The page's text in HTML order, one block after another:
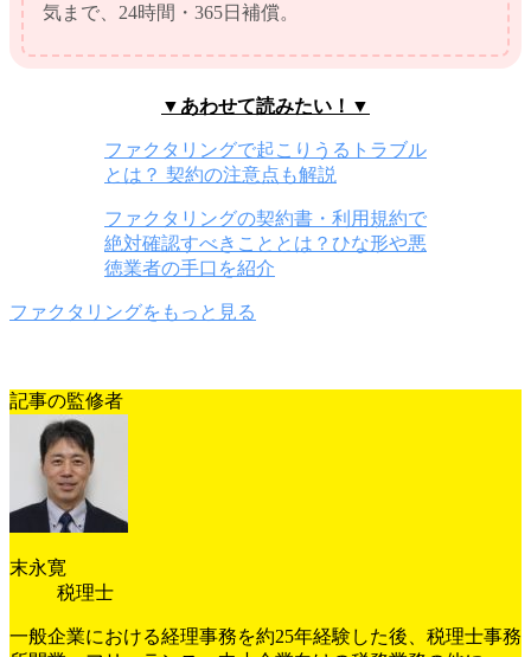
気まで、24時間・365日補償。
▼あわせて読みたい！▼
ファクタリングで起こりうるトラブル
とは？ 契約の注意点も解説
ファクタリングの契約書・利用規約で
絶対確認すべきこととは？ひな形や悪
徳業者の手口を紹介
ファクタリングをもっと見る
記事の監修者
末永寛
税理士
一般企業における経理事務を約25年経験した後、税理士事務